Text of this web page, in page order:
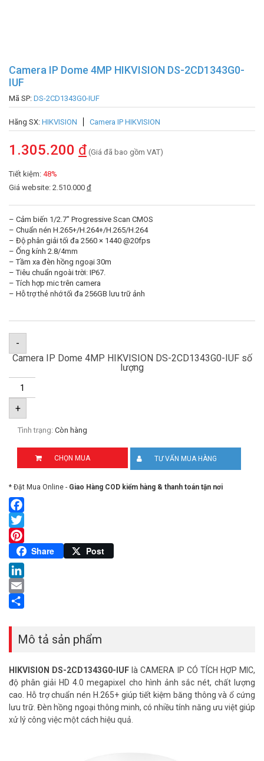
Camera IP Dome 4MP HIKVISION DS-2CD1343G0-
IUF
Mã SP: DS-2CD1343G0-IUF
Hãng SX: HIKVISION Camera IP HIKVISION
1.305.200 đ (Giá đã bao gồm VAT)
Tiết kiệm: 48%
Giá website: 2.510.000 đ
– Cảm biến 1/2.7″ Progressive Scan CMOS
– Chuẩn nén H.265+/H.264+/H.265/H.264
– Độ phân giải tối đa 2560 × 1440 @20fps
– Ống kính 2.8/4mm
– Tầm xa đèn hồng ngoại 30m
– Tiêu chuẩn ngoài trời: IP67.
– Tích hợp mic trên camera
– Hỗ trợ thẻ nhớ tối đa 256GB lưu trữ ảnh
-
Camera IP Dome 4MP HIKVISION DS-2CD1343G0-IUF số
lượng
+
Tình trạng: Còn hàng
CHỌN MUA TƯ VẤN MUA HÀNG
* Đặt Mua Online - Giao Hàng COD kiểm hàng & thanh toán tận nơi
Facebook
Twitter
Pinterest
Share Post
LinkedIn
Email
Mô tả sản phẩm
HIKVISION DS-2CD1343G0-IUF là CAMERA IP CÓ TÍCH HỢP MIC,
độ phân giải HD 4.0 megapixel cho hình ảnh sắc nét, chất lượng
cao. Hỗ trợ chuẩn nén H.265+ giúp tiết kiệm băng thông và ổ cứng
lưu trữ. Đèn hồng ngoại thông minh, có nhiều tính năng ưu việt giúp
xử lý công việc một cách hiệu quả.